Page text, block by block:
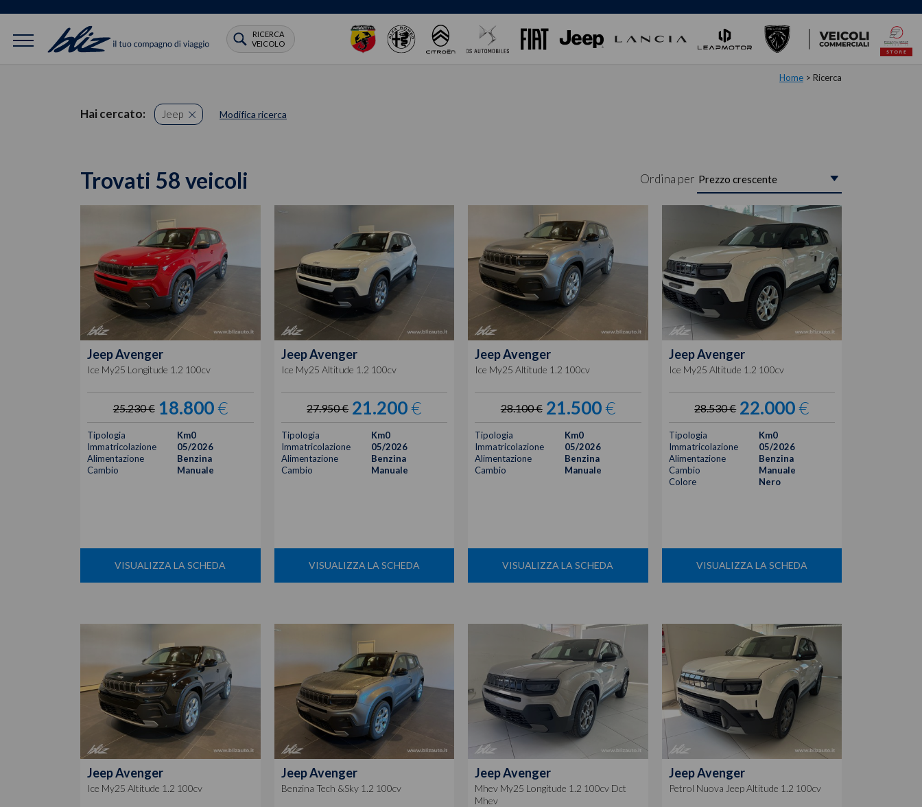
RICERCA
VEICOLO
Home > Ricerca
Hai cercato: Jeep Modifica ricerca
Trovati 58 veicoli Ordina per
JeepAvenger
Ice My25 Longitude 1.2 100cv
25.230 € 18.800€
Tipologia
Km0
Immatricolazione
05/2026
Alimentazione
Benzina
Cambio
Manuale
VISUALIZZA LA SCHEDA
JeepAvenger
Ice My25 Altitude 1.2 100cv
27.950 € 21.200€
Tipologia
Km0
Immatricolazione
05/2026
Alimentazione
Benzina
Cambio
Manuale
VISUALIZZA LA SCHEDA
JeepAvenger
Ice My25 Altitude 1.2 100cv
28.100 € 21.500€
Tipologia
Km0
Immatricolazione
05/2026
Alimentazione
Benzina
Cambio
Manuale
VISUALIZZA LA SCHEDA
JeepAvenger
Ice My25 Altitude 1.2 100cv
28.530 € 22.000€
Tipologia
Km0
Immatricolazione
05/2026
Alimentazione
Benzina
Cambio
Manuale
Colore
Nero
VISUALIZZA LA SCHEDA
JeepAvenger
Ice My25 Altitude 1.2 100cv
JeepAvenger
Benzina Tech &Sky 1.2 100cv
JeepAvenger
Mhev My25 Longitude 1.2 100cv Dct
Mhev
JeepAvenger
Petrol Nuova Jeep Altitude 1.2 100cv